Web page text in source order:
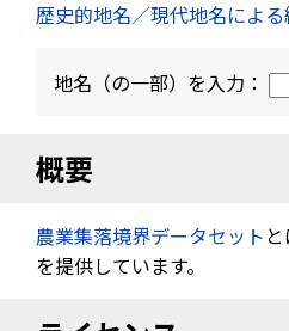
歴史的地名／現代地名によ
地名（の一部）を入力：
概要
農業集落境界データセット
を提供しています。